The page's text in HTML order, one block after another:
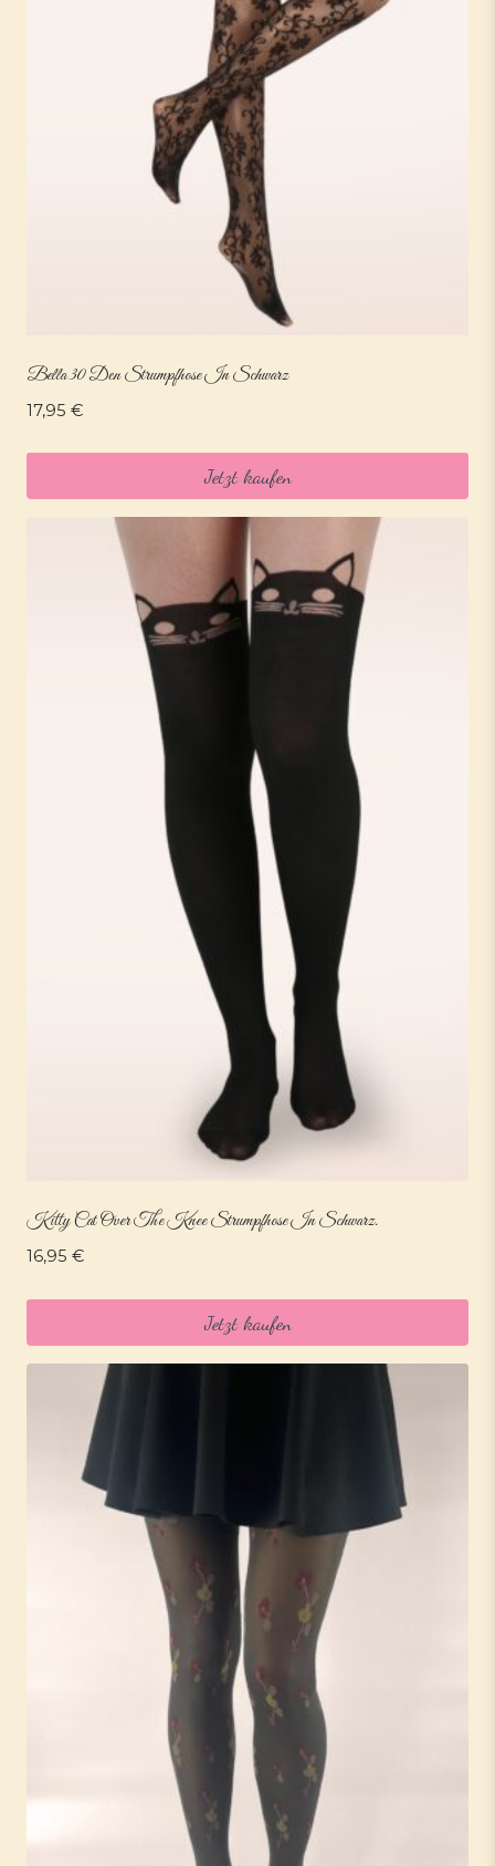
Bella 30 Den Strumpfhose In Schwarz
17,95 €
Jetzt kaufen
Kitty Cat Over The Knee Strumpfhose In Schwarz.
16,95 €
Jetzt kaufen